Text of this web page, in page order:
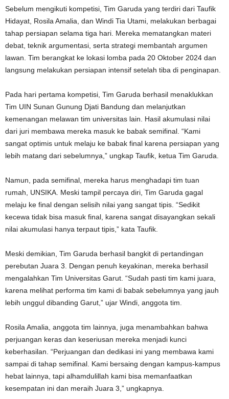
Sebelum mengikuti kompetisi, Tim Garuda yang terdiri dari Taufik
Hidayat, Rosila Amalia, dan Windi Tia Utami, melakukan berbagai
tahap persiapan selama tiga hari. Mereka mematangkan materi
debat, teknik argumentasi, serta strategi membantah argumen
lawan. Tim berangkat ke lokasi lomba pada 20 Oktober 2024 dan
langsung melakukan persiapan intensif setelah tiba di penginapan.
Pada hari pertama kompetisi, Tim Garuda berhasil menaklukkan
Tim UIN Sunan Gunung Djati Bandung dan melanjutkan
kemenangan melawan tim universitas lain. Hasil akumulasi nilai
dari juri membawa mereka masuk ke babak semifinal. “Kami
sangat optimis untuk melaju ke babak final karena persiapan yang
lebih matang dari sebelumnya,” ungkap Taufik, ketua Tim Garuda.
Namun, pada semifinal, mereka harus menghadapi tim tuan
rumah, UNSIKA. Meski tampil percaya diri, Tim Garuda gagal
melaju ke final dengan selisih nilai yang sangat tipis. “Sedikit
kecewa tidak bisa masuk final, karena sangat disayangkan sekali
nilai akumulasi hanya terpaut tipis,” kata Taufik.
Meski demikian, Tim Garuda berhasil bangkit di pertandingan
perebutan Juara 3. Dengan penuh keyakinan, mereka berhasil
mengalahkan Tim Universitas Garut. “Sudah pasti tim kami juara,
karena melihat performa tim kami di babak sebelumnya yang jauh
lebih unggul dibanding Garut,” ujar Windi, anggota tim.
Rosila Amalia, anggota tim lainnya, juga menambahkan bahwa
perjuangan keras dan keseriusan mereka menjadi kunci
keberhasilan. “Perjuangan dan dedikasi ini yang membawa kami
sampai di tahap semifinal. Kami bersaing dengan kampus-kampus
hebat lainnya, tapi alhamdulillah kami bisa memanfaatkan
kesempatan ini dan meraih Juara 3,” ungkapnya.